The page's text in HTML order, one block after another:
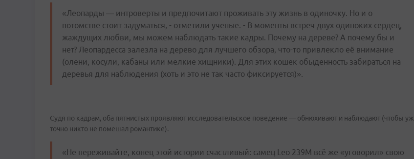
«Леопарды — интроверты и предпочитают проживать эту жизнь в одиночку. Но и о
потомстве стоит задуматься, - отметили ученые. - В моменты встреч двух одиноких сердец,
жаждущих любви, мы можем наблюдать такие кадры. Почему на дереве? А почему бы и
нет? Леопардесса залезла на дерево для лучшего обзора, что-то привлекло её внимание
(олени, косули, кабаны или мелкие хищники). Для этих кошек обыденность забираться на
деревья для наблюдения (хоть и это не так часто фиксируется)».
Судя по кадрам, оба пятнистых проявляют исследовательское поведение — обнюхивают и наблюдают (чтобы уж
точно никто не помешал романтике).
«Не переживайте, конец этой истории счастливый: самец Leo 239M всё же «уговорил» свою